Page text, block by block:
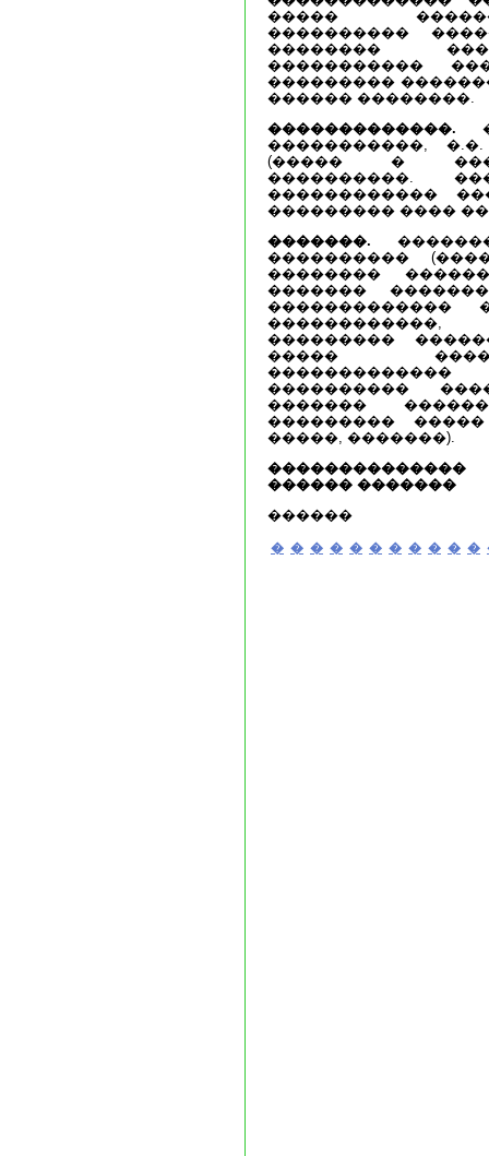
�����
����������
��������
�����������
���������
������ ��������.
�������������.
�����������,
(����� �
����������.
������������
��������� ����
�������.
����������
��������
�������
�������������
������������,
���������
�����
����������
�������
���������
�����, �������).
������ �������
������
� � � � � � � � � � �